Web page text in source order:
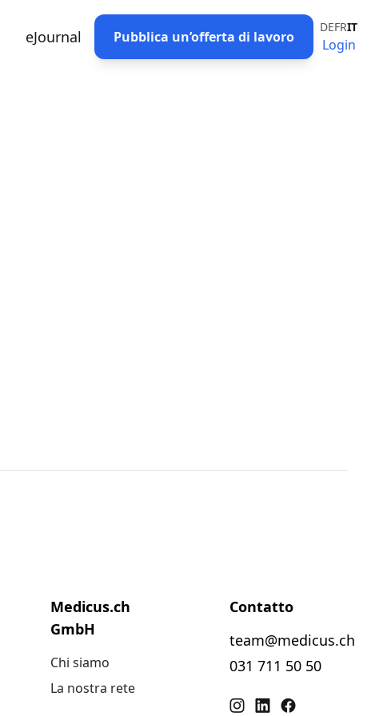
eJournal Pubblica un’offerta di lavoro
DEFRIT
Login
Medicus.ch
GmbH
Chi siamo
La nostra rete
Contatto
team@medicus.ch
031 711 50 50